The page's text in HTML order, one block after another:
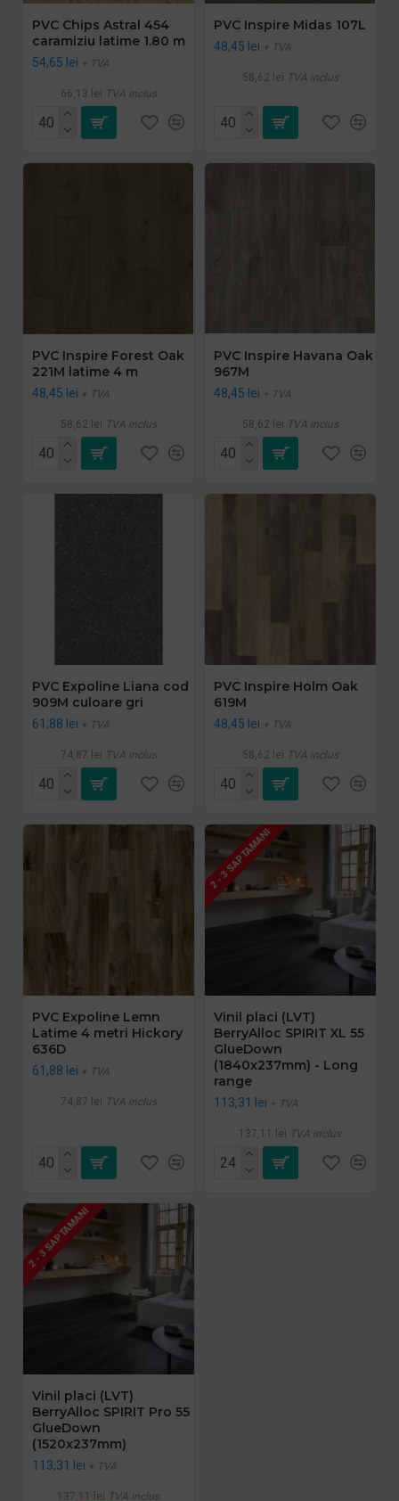
PVC Chips Astral 454
caramiziu latime 1.80 m
54,65 lei + TVA
66,13 lei TVA inclus
PVC Inspire Midas 107L
48,45 lei + TVA
58,62 lei TVA inclus
PVC Inspire Forest Oak
221M latime 4 m
48,45 lei + TVA
58,62 lei TVA inclus
PVC Inspire Havana Oak
967M
48,45 lei + TVA
58,62 lei TVA inclus
PVC Expoline Liana cod
909M culoare gri
61,88 lei + TVA
74,87 lei TVA inclus
PVC Inspire Holm Oak
619M
48,45 lei + TVA
58,62 lei TVA inclus
PVC Expoline Lemn
Latime 4 metri Hickory
636D
61,88 lei + TVA
74,87 lei TVA inclus
2 - 3 SAPTAMANI
Vinil placi (LVT)
BerryAlloc SPIRIT XL 55
GlueDown
(1840x237mm) - Long
range
113,31 lei + TVA
137,11 lei TVA inclus
2 - 3 SAPTAMANI
Vinil placi (LVT)
BerryAlloc SPIRIT Pro 55
GlueDown
(1520x237mm)
113,31 lei + TVA
137,11 lei TVA inclus